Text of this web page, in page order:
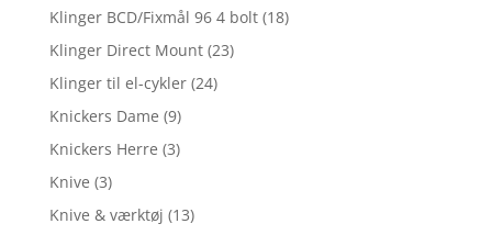
Klinger BCD/Fixmål 96 4 bolt (18)
Klinger Direct Mount (23)
Klinger til el-cykler (24)
Knickers Dame (9)
Knickers Herre (3)
Knive (3)
Knive & værktøj (13)